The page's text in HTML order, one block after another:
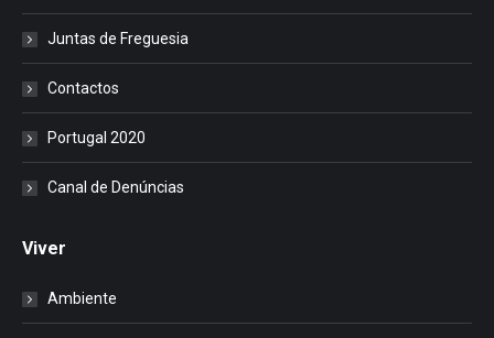
Juntas de Freguesia
Contactos
Portugal 2020
Canal de Denúncias
Viver
Ambiente